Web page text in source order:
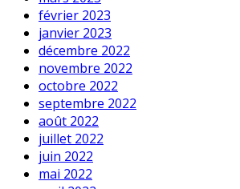
février 2023
janvier 2023
décembre 2022
novembre 2022
octobre 2022
septembre 2022
août 2022
juillet 2022
juin 2022
mai 2022